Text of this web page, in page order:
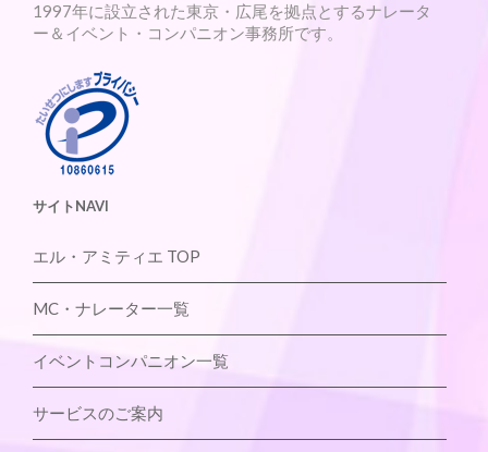
1997年に設立された東京・広尾を拠点とするナレータ
ー＆イベント・コンパニオン事務所です。
サイトNAVI
エル・アミティエ TOP
MC・ナレーター一覧
イベントコンパニオン一覧
サービスのご案内